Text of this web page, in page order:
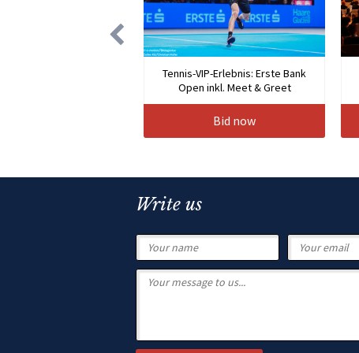
Tennis-VIP-Erlebnis: Erste Bank
Open inkl. Meet & Greet
Bid now
Write us